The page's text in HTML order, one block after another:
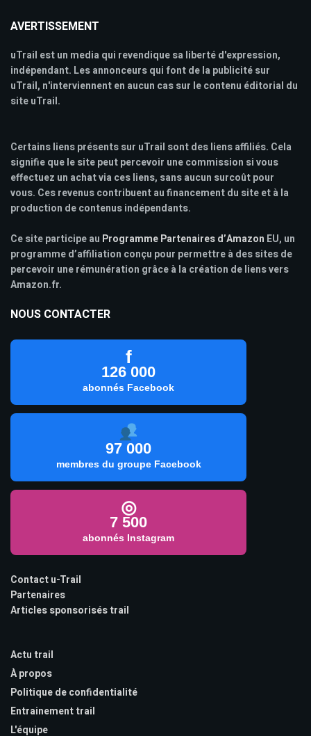
AVERTISSEMENT
uTrail est un media qui revendique sa liberté d'expression,
indépendant. Les annonceurs qui font de la publicité sur
uTrail, n'interviennent en aucun cas sur le contenu éditorial du
site uTrail.
Certains liens présents sur uTrail sont des liens affiliés. Cela
signifie que le site peut percevoir une commission si vous
effectuez un achat via ces liens, sans aucun surcoût pour
vous. Ces revenus contribuent au financement du site et à la
production de contenus indépendants.
Ce site participe au Programme Partenaires d’Amazon EU, un
programme d’affiliation conçu pour permettre à des sites de
percevoir une rémunération grâce à la création de liens vers
Amazon.fr.
NOUS CONTACTER
f
126 000
abonnés Facebook
97 000
membres du groupe Facebook
◎
7 500
abonnés Instagram
Contact u-Trail
Partenaires
Articles sponsorisés trail
Actu trail
À propos
Politique de confidentialité
Entrainement trail
L'équipe